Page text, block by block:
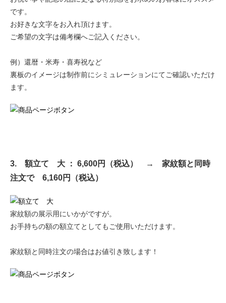
です。
お好きな文字をお入れ頂けます。
ご希望の文字は備考欄へご記入ください。
例）還暦・米寿・喜寿祝など
裏板のイメージは制作前にシミュレーションにてご確認いただけ
ます。
3. 額立て 大 ： 6,600円（税込） → 家紋額と同時
注文で 6,160円（税込）
家紋額の展示用にいかがですが。
お手持ちの額の額立てとしてもご使用いただけます。
家紋額と同時注文の場合はお値引き致します！